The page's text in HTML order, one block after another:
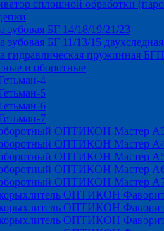
сплошной обработки
зубовая БГ 14/18/19/21/23
зубовая БГ 11/13/15 двухследная
гидравлическая пружинная
и оборотные
4
5
6
7
ОПТИКОН Мастер
ОПТИКОН Мастер
ОПТИКОН Мастер
ОПТИКОН Мастер
ОПТИКОН Мастер
ОПТИКОН
ОПТИКОН
ОПТИКОН